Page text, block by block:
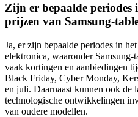
Zijn er bepaalde
prijzen van Samsung-
Ja, er zijn bepaalde periodes in
elektronica, waaronder
vaak kortingen en aanbiedingen
Black Friday, Cyber Monday,
en juli. Daarnaast kunnen ook de
technologische ontwikkelingen
van oudere modellen.